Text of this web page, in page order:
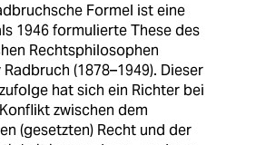
Formel ist eine
1946 formulierte These des
Rechtsphilosophen
Radbruch (1878–1949). Dieser
hat sich ein Richter bei
zwischen dem
(gesetzten) Recht und der